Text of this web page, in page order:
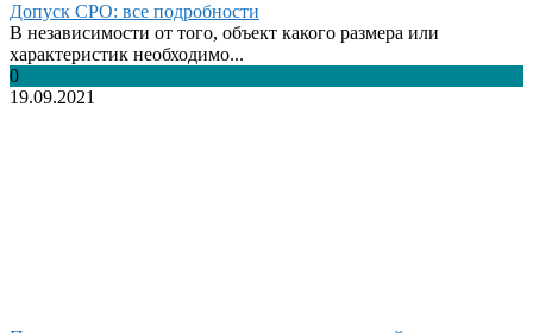
Допуск СРО: все подробности
В независимости от того, объект какого размера или
характеристик необходимо...
0
19.09.2021